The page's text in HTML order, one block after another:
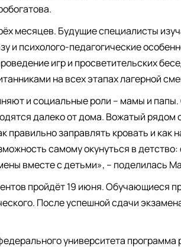
месяцев. Будущие специалисты
и психолого-педагогические
игр и просветительских
на всех этапах лагерной
и социальные роли – мамы и
далеко от дома. Вожатый рядом
правильно заправлять кровать и как
самому окунуться в
вместе с детьми», – поделилась
пройдёт 19 июня. Обучающиеся
После успешной сдачи
университета программа